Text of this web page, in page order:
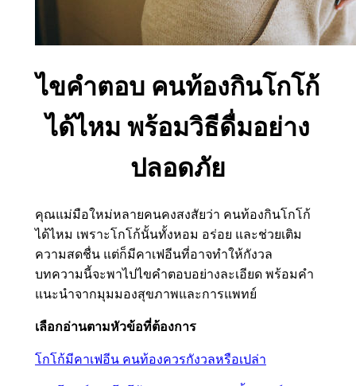
ไขคำตอบ คนท้องกินโกโก้
ได้ไหม พร้อมวิธีดื่มอย่าง
ปลอดภัย
คุณแม่มือใหม่หลายคนคงสงสัยว่า คนท้องกินโกโก้
ได้ไหม เพราะโกโก้นั้นทั้งหอม อร่อย และช่วยเติม
ความสดชื่น แต่ก็มีคาเฟอีนที่อาจทำให้กังวล
บทความนี้จะพาไปไขคำตอบอย่างละเอียด พร้อมคำ
แนะนำจากมุมมองสุขภาพและการแพทย์
เลือกอ่านตามหัวข้อที่ต้องการ
โกโก้มีคาเฟอีน คนท้องควรกังวลหรือเปล่า